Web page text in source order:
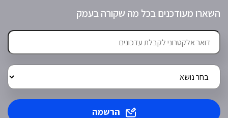
השארו מעודכנים בכל מה שקורה בעמק
הרשמה